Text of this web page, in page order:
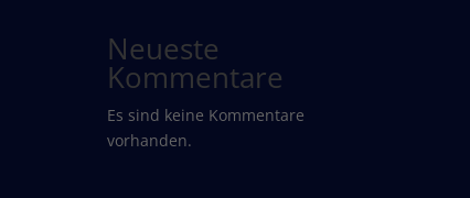
Neueste
Kommentare
Es sind keine Kommentare
vorhanden.